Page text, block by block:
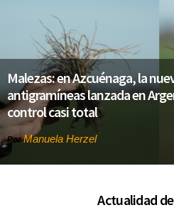
Malezas: en Azcuénaga, la
antigramíneas lanzada en
control casi total
PorManuela Herzel
Actualidad